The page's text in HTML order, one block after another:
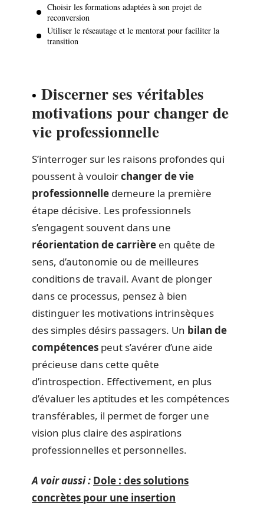
Choisir les formations adaptées à son projet de
reconversion
Utiliser le réseautage et le mentorat pour faciliter la
transition
Discerner ses véritables
motivations pour changer de
vie professionnelle
S’interroger sur les raisons profondes qui
poussent à vouloirchanger de vie
professionnelle demeure la première
étape décisive. Les professionnels
s’engagent souvent dans une
réorientation de carrière en quête de
sens, d’autonomie ou de meilleures
conditions de travail. Avant de plonger
dans ce processus, pensez à bien
distinguer les motivations intrinsèques
des simples désirs passagers. Un bilan de
compétences peut s’avérer d’une aide
précieuse dans cette quête
d’introspection. Effectivement, en plus
d’évaluer les aptitudes et les compétences
transférables, il permet de forger une
vision plus claire des aspirations
professionnelles et personnelles.
A voir aussi : Dole : des solutions
concrètes pour une insertion